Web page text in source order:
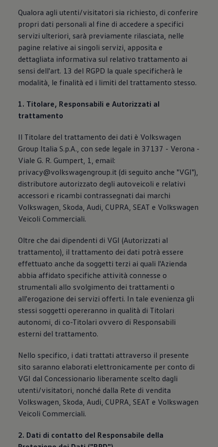
Qualora agli utenti/visitatori sia richiesto, di conferire
propri dati personali al fine di accedere a specifici
servizi ulteriori, sarà previamente rilasciata, nelle
pagine relative ai singoli servizi, apposita e
dettagliata informativa sul relativo trattamento ai
sensi dell'art. 13 del RGPD la quale specificherà le
modalità, le finalità ed i limiti del trattamento stesso.
1. Titolare, Responsabili e Autorizzati al
trattamento
Il Titolare del trattamento dei dati è Volkswagen
Group Italia S.p.A., con sede legale in 37137 - Verona -
Viale G. R. Gumpert, 1, email:
privacy@volkswagengroup.it (di seguito anche "VGI"),
distributore autorizzato degli autoveicoli e relativi
accessori e ricambi contrassegnati dai marchi
Volkswagen, Skoda, Audi, CUPRA, SEAT e Volkswagen
Veicoli Commerciali.
Oltre che dai dipendenti di VGI (Autorizzati al
trattamento), il trattamento dei dati potrà essere
effettuato anche da soggetti terzi ai quali l'Azienda
abbia affidato specifiche attività connesse o
strumentali allo svolgimento dei trattamenti o
all'erogazione dei servizi offerti. In tale evenienza gli
stessi soggetti opereranno in qualità di Titolari
autonomi, di co-Titolari ovvero di Responsabili
esterni del trattamento.
Nello specifico, i dati trattati attraverso il presente
sito saranno elaborati elettronicamente per conto di
VGI dal Concessionario liberamente scelto dagli
utenti/visitatori, nonché dalla Rete di vendita
Volkswagen, Skoda, Audi, CUPRA, SEAT e Volkswagen
Veicoli Commerciali.
2. Dati di contatto del Responsabile della